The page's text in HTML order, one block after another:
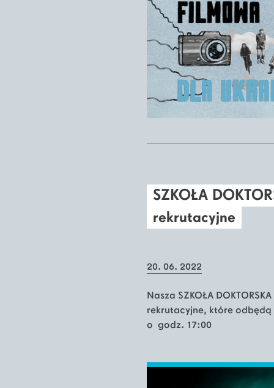
SZKOŁA
rekrutacyjne
20. 06. 2022
Nasza SZKOŁA
rekrutacyjne, które odbędą
o godz. 17:00